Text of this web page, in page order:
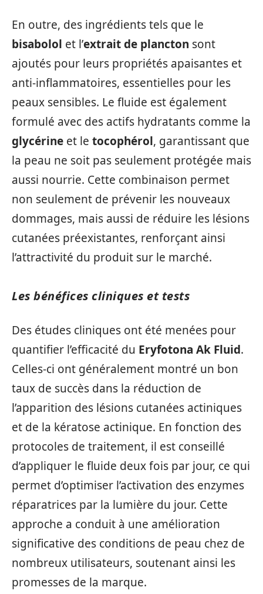
En outre, des ingrédients tels que le
bisabolol et l’extrait de plancton sont
ajoutés pour leurs propriétés apaisantes et
anti-inflammatoires, essentielles pour les
peaux sensibles. Le fluide est également
formulé avec des actifs hydratants comme la
glycérine et le tocophérol, garantissant que
la peau ne soit pas seulement protégée mais
aussi nourrie. Cette combinaison permet
non seulement de prévenir les nouveaux
dommages, mais aussi de réduire les lésions
cutanées préexistantes, renforçant ainsi
l’attractivité du produit sur le marché.
Les bénéfices cliniques et tests
Des études cliniques ont été menées pour
quantifier l’efficacité du Eryfotona Ak Fluid.
Celles-ci ont généralement montré un bon
taux de succès dans la réduction de
l’apparition des lésions cutanées actiniques
et de la kératose actinique. En fonction des
protocoles de traitement, il est conseillé
d’appliquer le fluide deux fois par jour, ce qui
permet d’optimiser l’activation des enzymes
réparatrices par la lumière du jour. Cette
approche a conduit à une amélioration
significative des conditions de peau chez de
nombreux utilisateurs, soutenant ainsi les
promesses de la marque.